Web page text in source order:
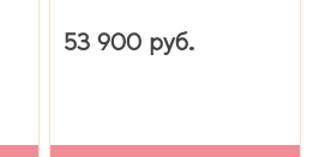
53 900 руб.